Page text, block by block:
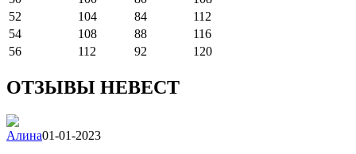
52
104 84
112
54
108 88
116
56
112 92 120
ОТЗЫВЫ НЕВЕСТ
Алина01-01-2023